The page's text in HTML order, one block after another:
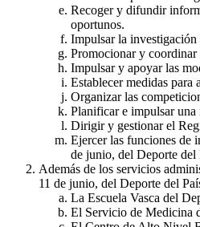
Recoger y difundir
oportunos.
Impulsar la
Promocionar y coordinar
Impulsar y apoyar las
Establecer medidas para
Organizar las
Planificar e impulsar una
Dirigir y gestionar el
Ejercer las funciones de
de junio, del Deporte del
Además de los servicios
11 de junio, del Deporte del
La Escuela Vasca del
El Servicio de Medicina